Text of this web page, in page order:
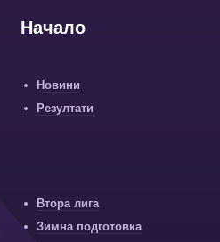
Начало
Новини
Резултати
Втора лига
Зимна подготовка